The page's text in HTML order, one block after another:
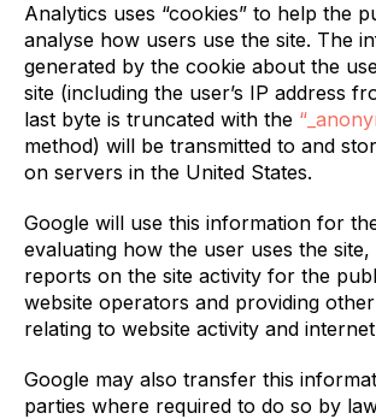
Analytics uses “cookies” to help the
analyse how users use the site. The
generated by the cookie about the
site (including the user’s IP address
last byte is truncated with the
method) will be transmitted to and
on servers in the United States.
Google will use this information for
evaluating how the user uses the site,
reports on the site activity for the
website operators and providing
relating to website activity and
Google may also transfer this
parties where required to do so by